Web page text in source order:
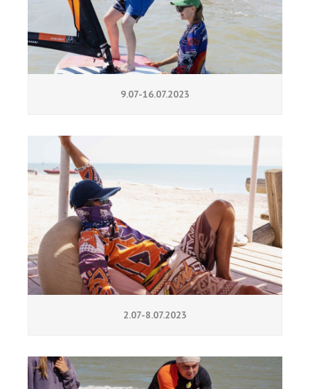
9.07-16.07.2023
2.07-8.07.2023